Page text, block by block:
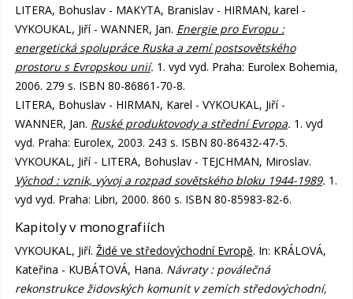
LITERA, Bohuslav - MAKYTA, Branislav - HIRMAN, karel -
VYKOUKAL, Jiří - WANNER, Jan. Energie pro Evropu :
energetická spolupráce Ruska a zemí postsovětského
prostoru s Evropskou unií. 1. vyd vyd. Praha: Eurolex Bohemia,
2006. 279 s. ISBN 80-86861-70-8.
LITERA, Bohuslav - HIRMAN, Karel - VYKOUKAL, Jiří -
WANNER, Jan. Ruské produktovody a střední Evropa. 1. vyd
vyd. Praha: Eurolex, 2003. 243 s. ISBN 80-86432-47-5.
VYKOUKAL, Jiří - LITERA, Bohuslav - TEJCHMAN, Miroslav.
Východ : vznik, vývoj a rozpad sovětského bloku 1944-1989. 1.
vyd vyd. Praha: Libri, 2000. 860 s. ISBN 80-85983-82-6.
Kapitoly v monografiích
VYKOUKAL, Jiří. Židé ve středovýchodní Evropě. In: KRÁLOVÁ,
Kateřina - KUBÁTOVÁ, Hana. Návraty : poválečná
rekonstrukce židovských komunit v zemích středovýchodní,